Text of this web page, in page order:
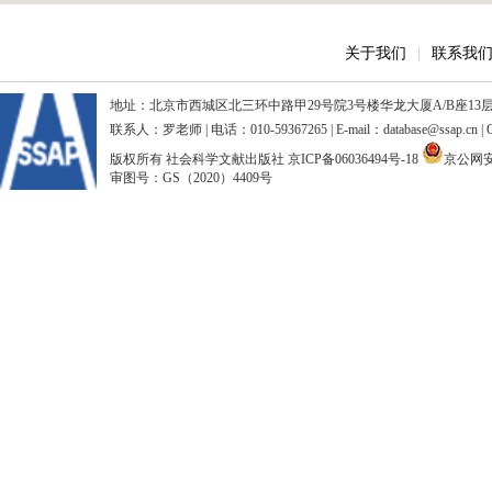
关于我们 联系我们
地址：北京市西城区北三环中路甲29号院3号楼华龙大厦A/B座13
联系人：罗老师 | 电话：010-59367265 | E-mail：database@ssap.cn
版权所有 社会科学文献出版社 京ICP备06036494号-18
京公网
审图号：GS（2020）4409号